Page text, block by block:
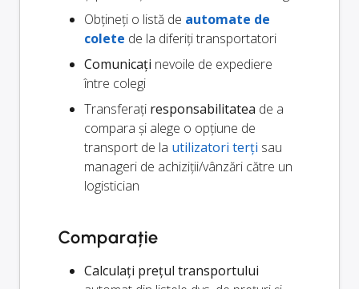
Obțineți o listă de automate de
colete de la diferiți transportatori
Comunicați nevoile de expediere
între colegi
Transferați responsabilitatea de a
compara și alege o opțiune de
transport de la utilizatori terți sau
manageri de achiziții/vânzări către un
logistician
Comparație
Calculați prețul transportului